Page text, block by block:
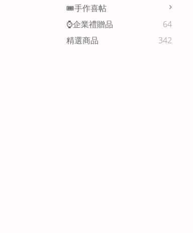
🎟️手作喜帖
⌚企業禮贈品
64
精選商品
342